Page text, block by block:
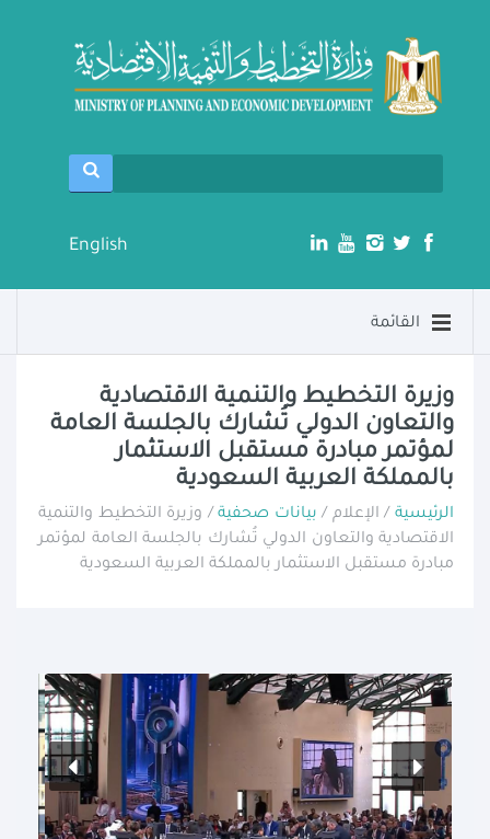
English
القائمة
وزيرة التخطيط والتنمية الاقتصادية
والتعاون الدولي تُشارك بالجلسة العامة
لمؤتمر مبادرة مستقبل الاستثمار
بالمملكة العربية السعودية
الرئيسية/ الإعلام / بيانات صحفية/ وزيرة التخطيط والتنمية
الاقتصادية والتعاون الدولي تُشارك بالجلسة العامة لمؤتمر
مبادرة مستقبل الاستثمار بالمملكة العربية السعودية